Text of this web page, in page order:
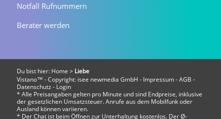
Notfall Rufnummern
Berater werden
Du bist hier: Home > Liebe
Vistano™ - Copyright: isee newmedia GmbH - Impressum-AGB -
Datenschutz - Login
* Alle Preisangaben gelten pro Minute und sind Endpreise, inklusive
der gesetzlichen Umsatzsteuer. Anrufe aus dem Mobilfunk oder
Ausland können variieren.
* Der Chat ist beim Öffnen zur Unterhaltung kostenlos. Der Ø-